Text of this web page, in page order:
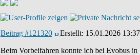
Beitrag #121320 Erstellt: 15.01.2026 13:37
Beim Vorbeifahren konnte ich bei Evobus